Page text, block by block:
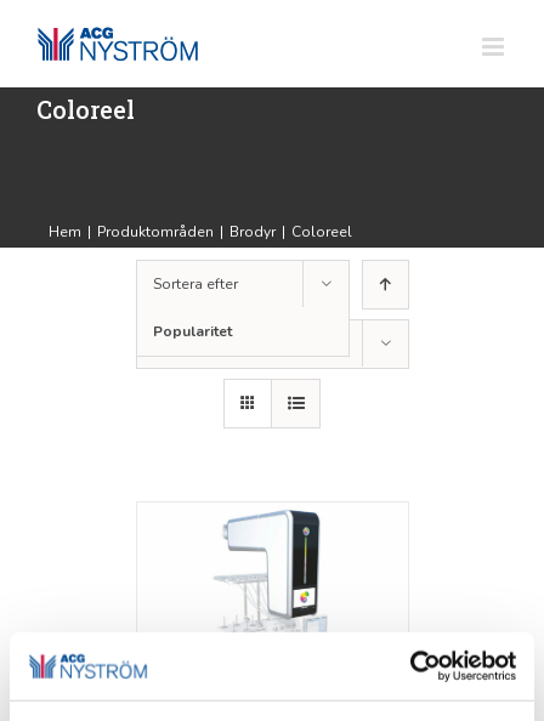
innehållet
Coloreel
Hem | Produktområden | Brodyr | Coloreel
Sortera efter
Popularitet
Visa